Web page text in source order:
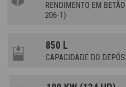
RENDIMENTO EM
206-1)
850 L
CAPACIDADE DO